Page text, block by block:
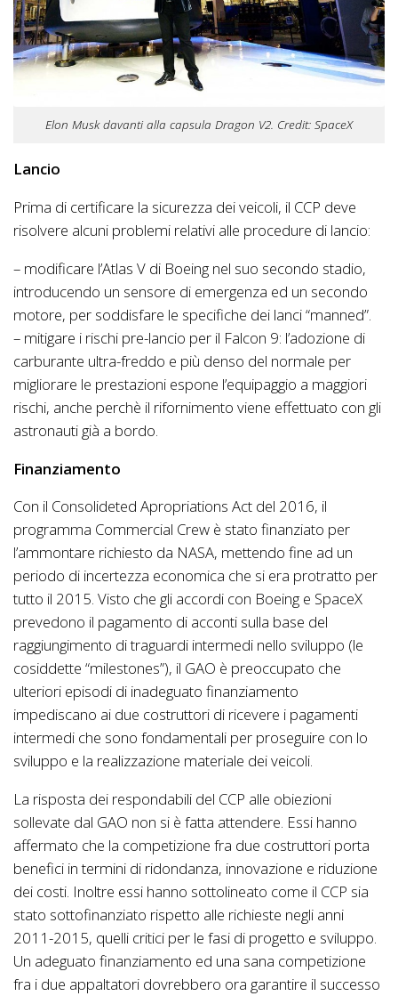
Elon Musk davanti alla capsula Dragon V2. Credit: SpaceX
Lancio
Prima di certificare la sicurezza dei veicoli, il CCP deve
risolvere alcuni problemi relativi alle procedure di lancio:
– modificare l’Atlas V di Boeing nel suo secondo stadio,
introducendo un sensore di emergenza ed un secondo
motore, per soddisfare le specifiche dei lanci “manned”.
– mitigare i rischi pre-lancio per il Falcon 9: l’adozione di
carburante ultra-freddo e più denso del normale per
migliorare le prestazioni espone l’equipaggio a maggiori
rischi, anche perchè il rifornimento viene effettuato con gli
astronauti già a bordo.
Finanziamento
Con il Consolideted Apropriations Act del 2016, il
programma Commercial Crew è stato finanziato per
l’ammontare richiesto da NASA, mettendo fine ad un
periodo di incertezza economica che si era protratto per
tutto il 2015. Visto che gli accordi con Boeing e SpaceX
prevedono il pagamento di acconti sulla base del
raggiungimento di traguardi intermedi nello sviluppo (le
cosiddette “milestones”), il GAO è preoccupato che
ulteriori episodi di inadeguato finanziamento
impediscano ai due costruttori di ricevere i pagamenti
intermedi che sono fondamentali per proseguire con lo
sviluppo e la realizzazione materiale dei veicoli.
La risposta dei respondabili del CCP alle obiezioni
sollevate dal GAO non si è fatta attendere. Essi hanno
affermato che la competizione fra due costruttori porta
benefici in termini di ridondanza, innovazione e riduzione
dei costi. Inoltre essi hanno sottolineato come il CCP sia
stato sottofinanziato rispetto alle richieste negli anni
2011-2015, quelli critici per le fasi di progetto e sviluppo.
Un adeguato finanziamento ed una sana competizione
fra i due appaltatori dovrebbero ora garantire il successo